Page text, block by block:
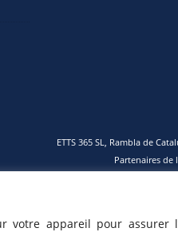
votre appareil pour
ETTS 365 SL, Rambla de
Partenaires de